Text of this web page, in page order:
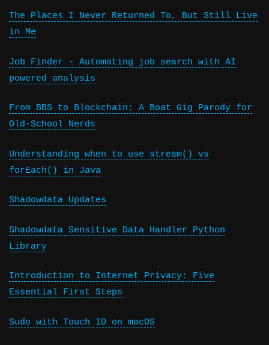
The Places I Never Returned To, But Still Live
in Me
Job Finder - Automating job search with AI
powered analysis
From BBS to Blockchain: A Boat Gig Parody for
Old-School Nerds
Understanding when to use stream() vs
forEach() in Java
Shadowdata Updates
Shadowdata Sensitive Data Handler Python
Library
Introduction to Internet Privacy: Five
Essential First Steps
Sudo with Touch ID on macOS